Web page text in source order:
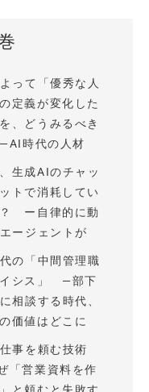
って「優秀な人
定義が変化した
、どうみるべき
時代の人材
生成AIのチャッ
ットで消耗してい
ー自律的に動
ージェントが
の「中間管理職
シス」 —部下
相談する時代、
価値はどこに
事を頼む技術
「営業資料を作